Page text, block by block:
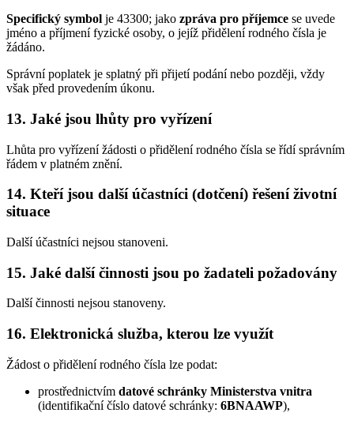
Specifický symbol je 43300; jako zpráva pro příjemce se uvede
jméno a příjmení fyzické osoby, o jejíž přidělení rodného čísla je
žádáno.
Správní poplatek je splatný při přijetí podání nebo později, vždy
však před provedením úkonu.
13. Jaké jsou lhůty pro vyřízení
Lhůta pro vyřízení žádosti o přidělení rodného čísla se řídí správním
řádem v platném znění.
14. Kteří jsou další účastníci (dotčení) řešení životní
situace
Další účastníci nejsou stanoveni.
15. Jaké další činnosti jsou po žadateli požadovány
Další činnosti nejsou stanoveny.
16. Elektronická služba, kterou lze využít
Žádost o přidělení rodného čísla lze podat:
prostřednictvím datové schránky Ministerstva vnitra
(identifikační číslo datové schránky: 6BNAAWP),